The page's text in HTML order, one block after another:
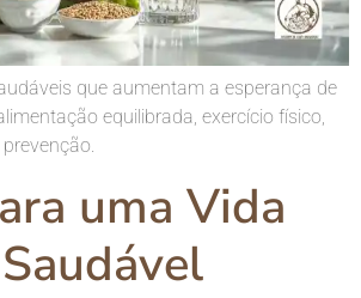
que aumentam a esperança de
equilibrada, exercício físico,
uma Vida